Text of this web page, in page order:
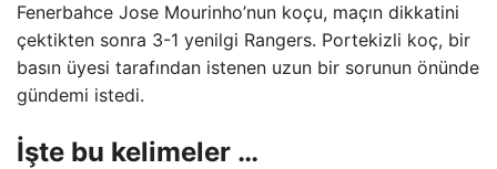
Fenerbahce Jose Mourinho’nun koçu, maçın dikkatini
çektikten sonra 3-1 yenilgi Rangers. Portekizli koç, bir
basın üyesi tarafından istenen uzun bir sorunun önünde
gündemi istedi.
İşte bu kelimeler …